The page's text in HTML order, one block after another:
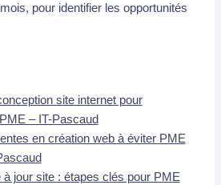
pour identifier les opportunités
site internet pour
– IT-Pascaud
en création web à éviter PME
jour site : étapes clés pour PME